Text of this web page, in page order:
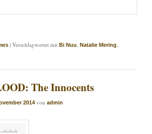
|Verschlagwortet mit Bi Nuu,Natalie Mering,
The Innocents
2014 vonadmin